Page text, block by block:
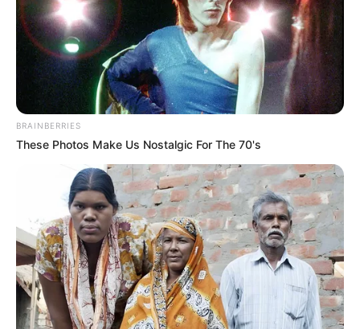
BRAINBERRIES
These Photos Make Us Nostalgic For The 70's